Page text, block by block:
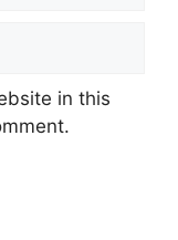
in this